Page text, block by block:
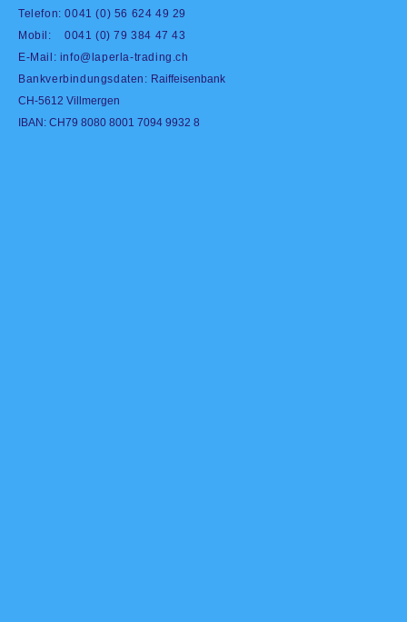
Telefon: 0041 (0) 56 624 49 29
Mobil: 0041 (0) 79 384 47 43
E-Mail: info@laperla-trading.ch
Bankverbindungsdaten: Raiffeisenbank
CH-5612 Villmergen
IBAN: CH79 8080 8001 7094 9932 8